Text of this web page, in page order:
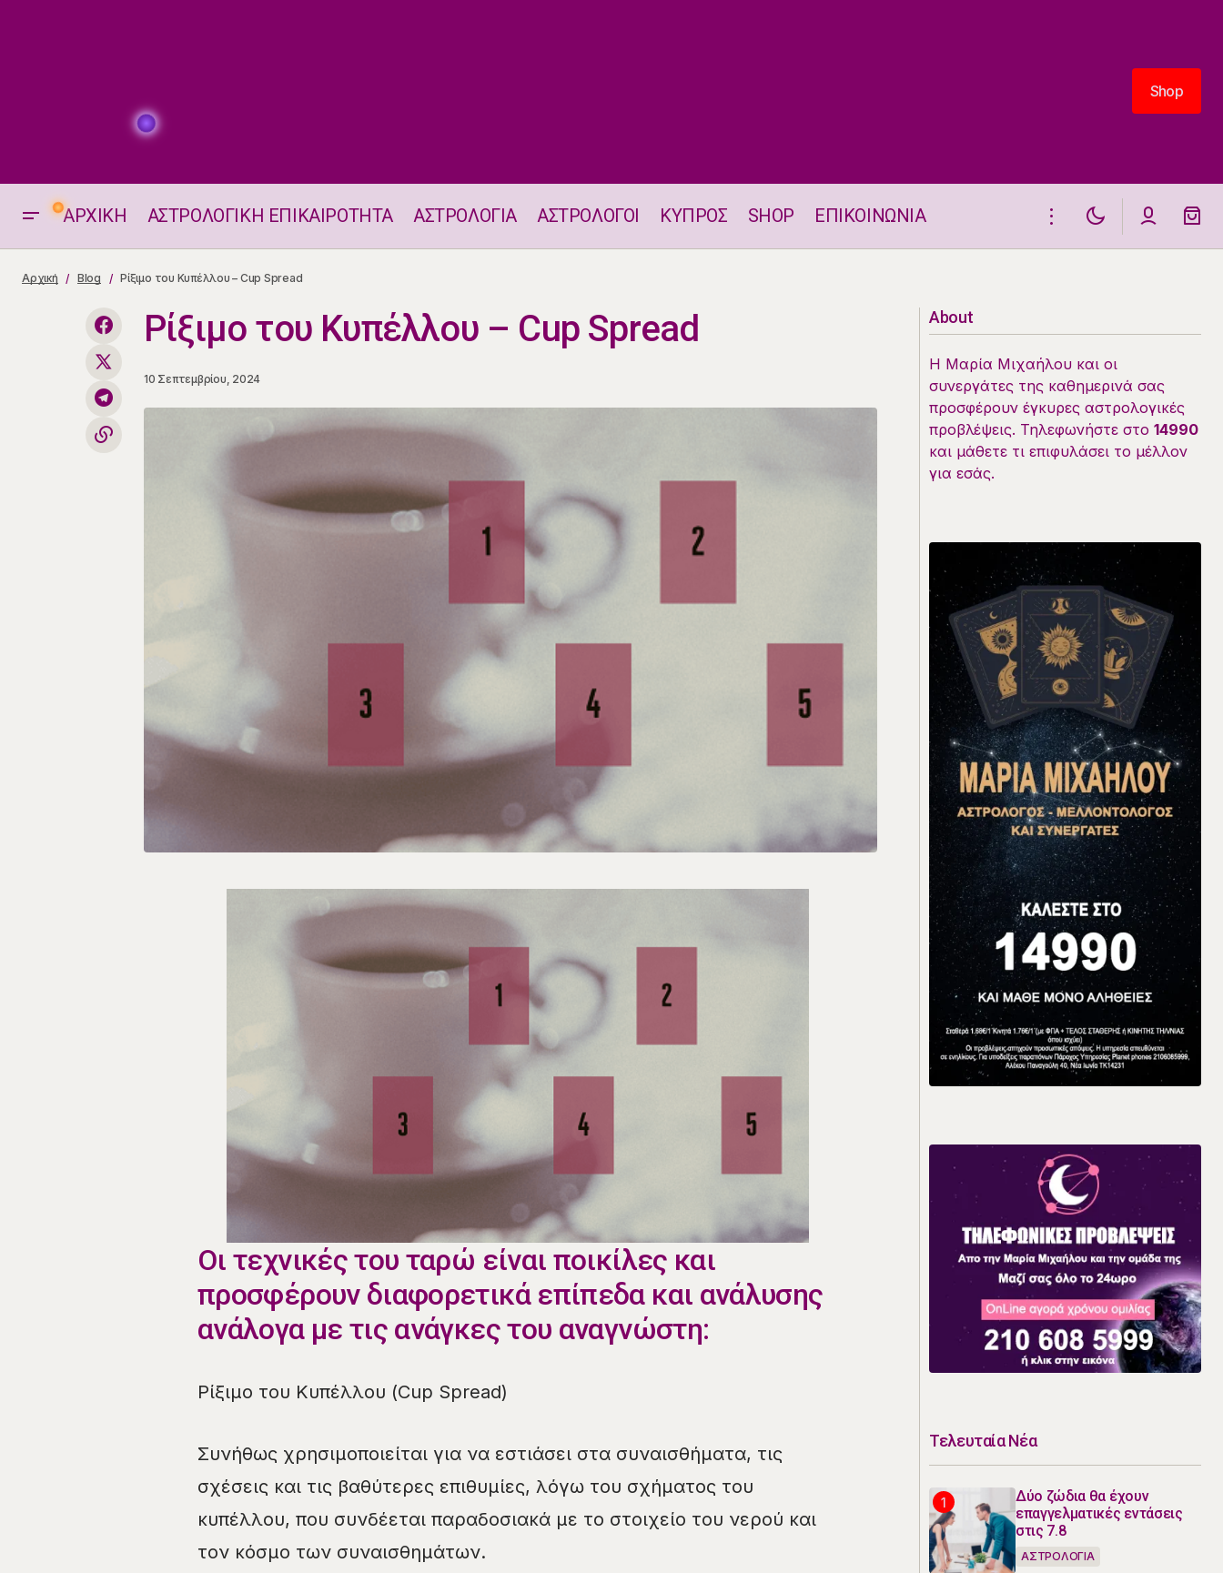
Shop
Shop
ΑΡΧΙΚΗ ΑΣΤΡΟΛΟΓΙΚΗ ΕΠΙΚΑΙΡΟΤΗΤΑ ΑΣΤΡΟΛΟΓΙΑ ΑΣΤΡΟΛΟΓΟΙ ΚΥΠΡΟΣ SHOP ΕΠΙΚΟΙΝΩΝΙΑ
Τα 12 Ζώδια και οι «Μυστικές»
Συνήθειές τους
Αρχική Blog Ρίξιμο του Κυπέλλου – Cup Spread
Ρίξιμο του Κυπέλλου – Cup Spread
10 Σεπτεμβρίου, 2024
Οι τεχνικές του ταρώ είναι ποικίλες και
προσφέρουν διαφορετικά επίπεδα και ανάλυσης
ανάλογα με τις ανάγκες του αναγνώστη:
Ρίξιμο του Κυπέλλου (Cup Spread)
Συνήθως χρησιμοποιείται για να εστιάσει στα συναισθήματα, τις
σχέσεις και τις βαθύτερες επιθυμίες, λόγω του σχήματος του
κυπέλλου, που συνδέεται παραδοσιακά με το στοιχείο του νερού και
τον κόσμο των συναισθημάτων.
About
Η Μαρία Μιχαήλου και οι
συνεργάτες της καθημερινά σας
προσφέρουν έγκυρες αστρολογικές
προβλέψεις. Τηλεφωνήστε στο 14990
και μάθετε τι επιφυλάσει το μέλλον
για εσάς.
Τελευταία Νέα
Δύο ζώδια θα έχουν
επαγγελματικές εντάσεις
στις 7.8
ΑΣΤΡΟΛΟΓΙΑ